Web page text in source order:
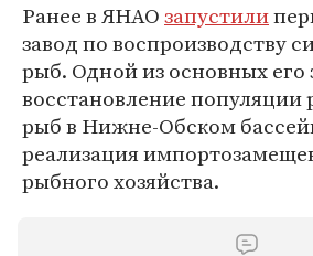
Ранее в ЯНАОзапустили
завод по воспроизводству
рыб. Одной из основных его
восстановление популяции
рыб в Нижне-Обском
реализация
рыбного хозяйства.